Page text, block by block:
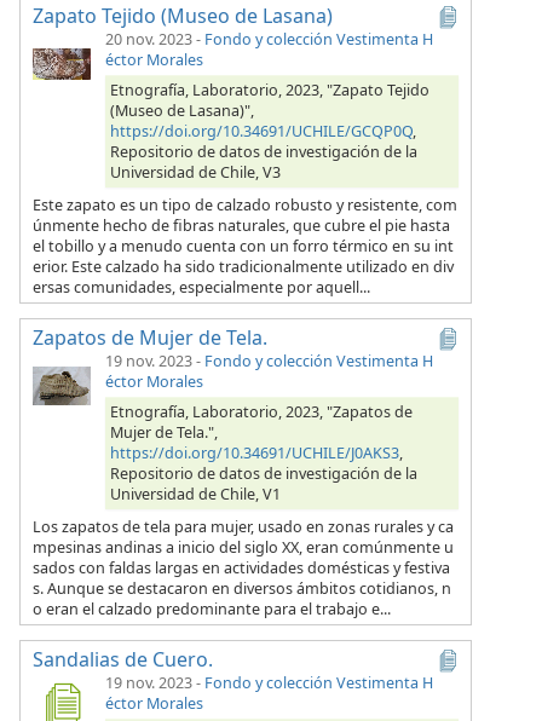
Zapato Tejido (Museo de Lasana)
20 nov. 2023- Fondo y colección Vestimenta H
éctor Morales
Etnografía, Laboratorio, 2023, "Zapato Tejido
(Museo de Lasana)",
https://doi.org/10.34691/UCHILE/GCQP0Q,
Repositorio de datos de investigación de la
Universidad de Chile, V3
Este zapato es un tipo de calzado robusto y resistente, com
únmente hecho de fibras naturales, que cubre el pie hasta
el tobillo y a menudo cuenta con un forro térmico en su int
erior. Este calzado ha sido tradicionalmente utilizado en div
ersas comunidades, especialmente por aquell...
Zapatos de Mujer de Tela.
19 nov. 2023- Fondo y colección Vestimenta H
éctor Morales
Etnografía, Laboratorio, 2023, "Zapatos de
Mujer de Tela.",
https://doi.org/10.34691/UCHILE/J0AKS3,
Repositorio de datos de investigación de la
Universidad de Chile, V1
Los zapatos de tela para mujer, usado en zonas rurales y ca
mpesinas andinas a inicio del siglo XX, eran comúnmente u
sados con faldas largas en actividades domésticas y festiva
s. Aunque se destacaron en diversos ámbitos cotidianos, n
o eran el calzado predominante para el trabajo e...
Sandalias de Cuero.
19 nov. 2023- Fondo y colección Vestimenta H
éctor Morales